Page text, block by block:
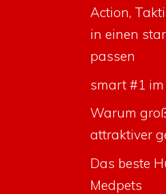
Action,
in einen
passen
smart #1
Warum
attraktiver
Das beste
Medpets